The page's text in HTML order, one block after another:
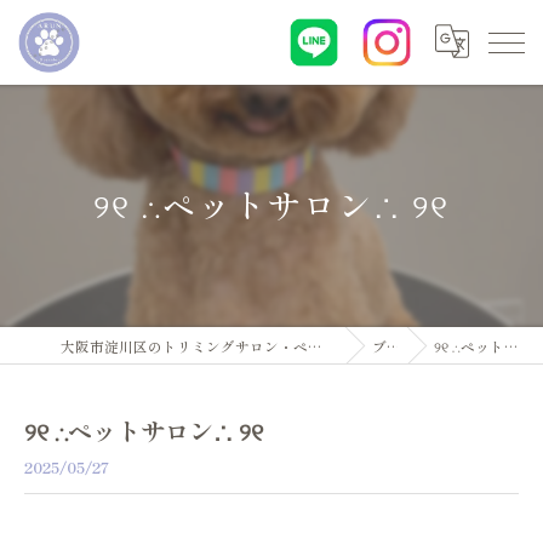
୨୧ ∴ペットサロン∴ ୨୧
大阪市淀川区のトリミングサロン・ペットサロンならDogsalon ARUN ブログ ୨୧ ∴ペットサロン∴ ୨୧
୨୧ ∴ペットサロン∴ ୨୧
2025/05/27